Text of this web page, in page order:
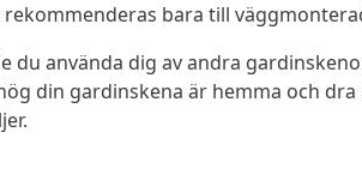
bara till
du använda dig av andra
din gardinskena är hemma och